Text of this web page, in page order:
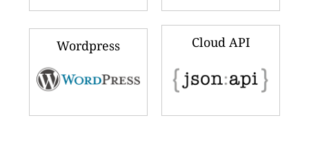
Wordpress Cloud API